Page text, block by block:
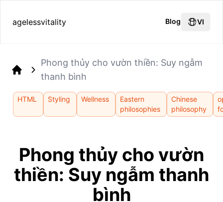
agelessvitality Blog VI
Phong thủy cho vườn thiền: Suy ngẫm
thanh bình
HTML Styling Wellness
Eastern
philosophies
Chinese
philosophy
Phong thủy cho vườn
thiền: Suy ngẫm thanh
bình